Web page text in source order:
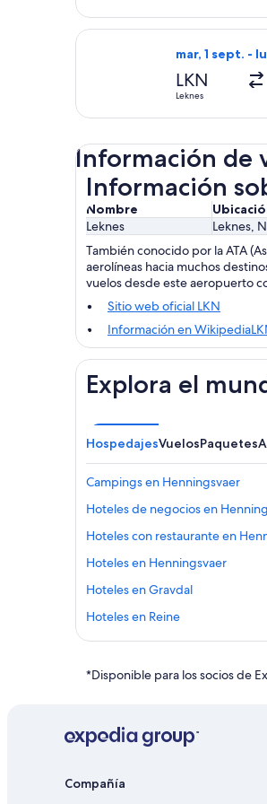
mar, 1 sept. -
LKN
Leknes
Seleccionar
Información de
Información
Nombre
Leknes
Leknes,
También conocido por la ATA
aerolíneas hacia muchos
vuelos desde este aeropuerto
Sitio web oficial LKN
Información en
Explora el
HospedajesVuelosPaquetes
Campings en Henningsvaer
Hoteles de negocios en
Hoteles con restaurante en
Hoteles en Henningsvaer
Hoteles en Gravdal
Hoteles en Reine
Hoteles en Fredvang
Hoteles para ir de compras en
Cabañas en Lofoten
Apart-Hoteles en Lofoten
Hoteles con spa en Lofoten
*Disponible para los socios de
Compañía